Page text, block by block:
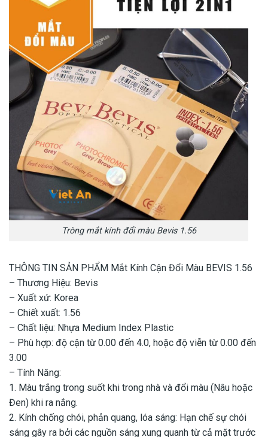
Tròng mắt kính đổi màu Bevis 1.56
THÔNG TIN SẢN PHẨM Mắt Kính Cận Đổi Màu BEVIS 1.56
– Thương Hiệu: Bevis
– Xuất xứ: Korea
– Chiết xuất: 1.56
– Chất liệu: Nhựa Medium Index Plastic
– Phù hợp: độ cận từ 0.00 đến 4.0, hoặc độ viễn từ 0.00 đến
3.00
– Tính Năng:
1. Màu trắng trong suốt khi trong nhà và đổi màu (Nâu hoặc
Đen) khi ra nắng.
2. Kính chống chói, phản quang, lóa sáng: Hạn chế sự chói
sáng gây ra bởi các nguồn sáng xung quanh từ cả mặt trước